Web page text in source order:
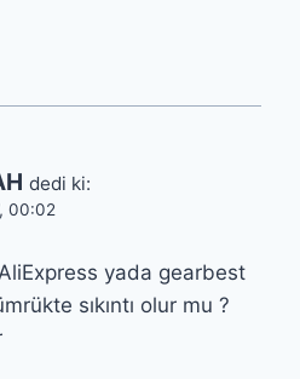
dedi ki:
00:02
yada gearbest
sıkıntı olur mu ?